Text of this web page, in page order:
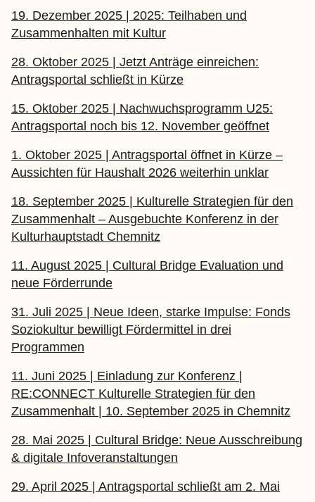
19. Dezember 2025 | 2025: Teilhaben und
Zusammenhalten mit Kultur
28. Oktober 2025 | Jetzt Anträge einreichen:
Antragsportal schließt in Kürze
15. Oktober 2025 | Nachwuchsprogramm U25:
Antragsportal noch bis 12. November geöffnet
1. Oktober 2025 | Antragsportal öffnet in Kürze –
Aussichten für Haushalt 2026 weiterhin unklar
18. September 2025 | Kulturelle Strategien für den
Zusammenhalt – Ausgebuchte Konferenz in der
Kulturhauptstadt Chemnitz
11. August 2025 | Cultural Bridge Evaluation und
neue Förderrunde
31. Juli 2025 | Neue Ideen, starke Impulse: Fonds
Soziokultur bewilligt Fördermittel in drei
Programmen
11. Juni 2025 | Einladung zur Konferenz |
RE:CONNECT Kulturelle Strategien für den
Zusammenhalt | 10. September 2025 in Chemnitz
28. Mai 2025 | Cultural Bridge: Neue Ausschreibung
& digitale Infoveranstaltungen
29. April 2025 | Antragsportal schließt am 2. Mai